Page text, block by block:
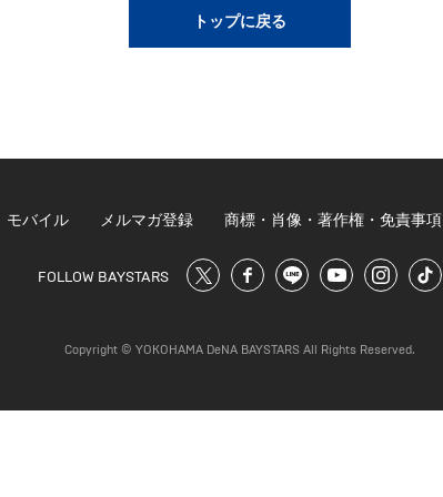
トップに戻る
モバイル メルマガ登録 商標・肖像・著作権・免責事項
FOLLOW BAYSTARS
Copyright © YOKOHAMA DeNA BAYSTARS All Rights Reserved.